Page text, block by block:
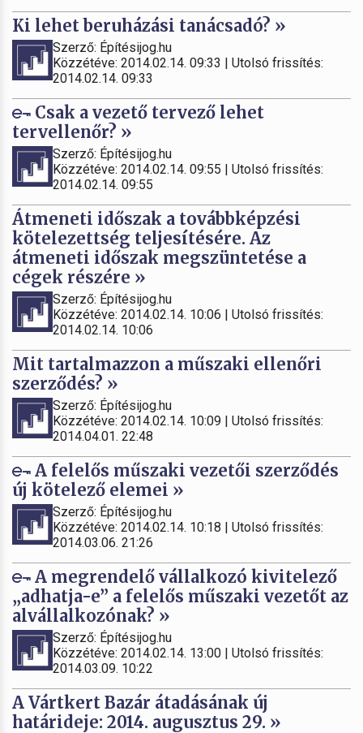
Ki lehet beruházási tanácsadó? »
Szerző: Építésijog.hu
Közzétéve: 2014.02.14. 09:33 | Utolsó frissítés:
2014.02.14. 09:33
Csak a vezető tervező lehet
tervellenőr? »
Szerző: Építésijog.hu
Közzétéve: 2014.02.14. 09:55 | Utolsó frissítés:
2014.02.14. 09:55
Átmeneti időszak a továbbképzési
kötelezettség teljesítésére. Az
átmeneti időszak megszüntetése a
cégek részére »
Szerző: Építésijog.hu
Közzétéve: 2014.02.14. 10:06 | Utolsó frissítés:
2014.02.14. 10:06
Mit tartalmazzon a műszaki ellenőri
szerződés? »
Szerző: Építésijog.hu
Közzétéve: 2014.02.14. 10:09 | Utolsó frissítés:
2014.04.01. 22:48
A felelős műszaki vezetői szerződés
új kötelező elemei »
Szerző: Építésijog.hu
Közzétéve: 2014.02.14. 10:18 | Utolsó frissítés:
2014.03.06. 21:26
A megrendelő vállalkozó kivitelező
„adhatja-e” a felelős műszaki vezetőt az
alvállalkozónak? »
Szerző: Építésijog.hu
Közzétéve: 2014.02.14. 13:00 | Utolsó frissítés:
2014.03.09. 10:22
A Vártkert Bazár átadásának új
határideje: 2014. augusztus 29. »